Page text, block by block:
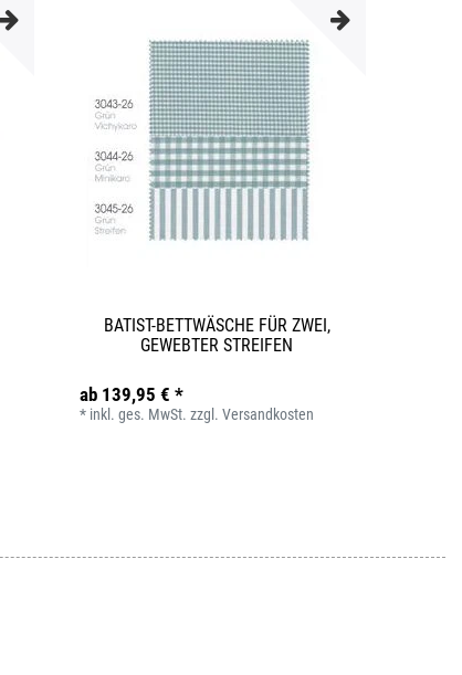
BATIST-BETTWÄSCHE FÜR ZWEI,
GEWEBTER STREIFEN
ab 139,95 € *
* inkl. ges. MwSt. zzgl.Versandkosten